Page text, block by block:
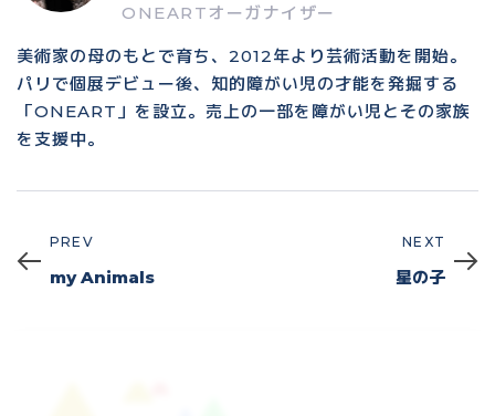
ONEARTオーガナイザー
美術家の母のもとで育ち、2012年より芸術活動を開始。
パリで個展デビュー後、知的障がい児の才能を発掘する
「ONEART」を設立。売上の一部を障がい児とその家族
を支援中。
Prev
PREV
my Animals
Next
NEXT
星の子